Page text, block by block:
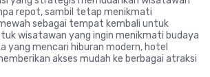
repot, sambil tetap menikmati
sebagai tempat kembali untuk
wisatawan yang ingin menikmati budaya
yang mencari hiburan modern, hotel
akses mudah ke berbagai atraksi